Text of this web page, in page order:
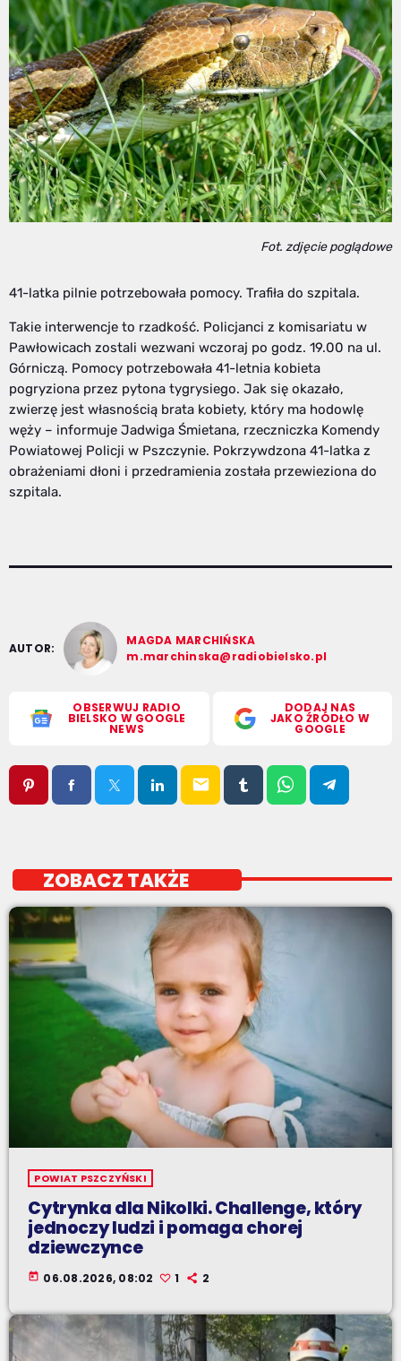
Fot. zdjęcie poglądowe
41-latka pilnie potrzebowała pomocy. Trafiła do szpitala.
Takie interwencje to rzadkość. Policjanci z komisariatu w
Pawłowicach zostali wezwani wczoraj po godz. 19.00 na ul.
Górniczą. Pomocy potrzebowała 41-letnia kobieta
pogryziona przez pytona tygrysiego. Jak się okazało,
zwierzę jest własnością brata kobiety, który ma hodowlę
węży – informuje Jadwiga Śmietana, rzeczniczka Komendy
Powiatowej Policji w Pszczynie. Pokrzywdzona 41-latka z
obrażeniami dłoni i przedramienia została przewieziona do
szpitala.
AUTOR:
MAGDA MARCHIŃSKA
m.marchinska@radiobielsko.pl
OBSERWUJ RADIO
BIELSKO W GOOGLE
NEWS
DODAJ NAS
JAKO ŹRÓDŁO W
GOOGLE
email
ZOBACZ TAKŻE
POWIAT PSZCZYŃSKI
Cytrynka dla Nikolki. Challenge, który
jednoczy ludzi i pomaga chorej
dziewczynce
today 06.08.2026, 08:02 1 2